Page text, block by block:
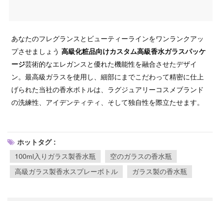
あなたのフレグランスとビューティーラインをワンランクアッ
プさせましょう高級化粧品向けカスタム高級香水ガラスパッケ
ージ芸術的なエレガンスと優れた機能性を融合させたデザイ
ン。最高級ガラスを使用し、細部にまでこだわって精密に仕上
げられた当社の香水ボトルは、ラグジュアリーコスメブランド
の洗練性、アイデンティティ、そして独自性を際立たせます。
ホットタグ :
100ml入りガラス製香水瓶
空のガラスの香水瓶
高級ガラス製香水スプレーボトル
ガラス製の香水瓶